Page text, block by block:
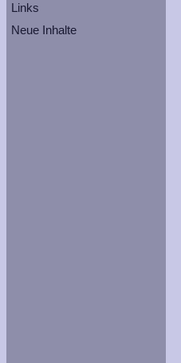
Links
Neue Inhalte